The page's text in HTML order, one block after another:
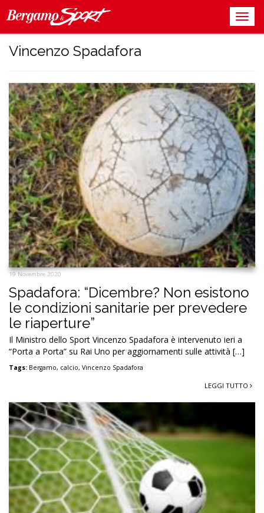
Vincenzo Spadafora
19 Novembre 2020
Spadafora: “Dicembre? Non esistono
le condizioni sanitarie per prevedere
le riaperture”
Il Ministro dello Sport Vincenzo Spadafora è intervenuto ieri a
“Porta a Porta” su Rai Uno per aggiornamenti sulle attività […]
Tags: Bergamo, calcio, Vincenzo Spadafora
LEGGI TUTTO